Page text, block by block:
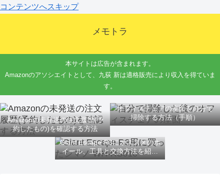
コンテンツへスキップ
メモトラ
本サイトは広告が含まれます。
Amazonのアソシエイトとして、九荻 新は適格販売により収入を得ていま
す。
Amazonの未発送の注文履歴(予
約したもの)を確認する方法
オフィスチェアの座面を自分で
掃除する方法（手順）
Giant Escape R3にオススメのホ
イール、工具と交換方法を紹介
するよ